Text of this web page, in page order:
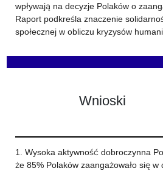
wpływają na decyzje Polaków o
Raport podkreśla znaczenie
społecznej w obliczu kryzysów
Wnioski
1. Wysoka aktywność dobroczynna
że 85% Polaków zaangażowało się w